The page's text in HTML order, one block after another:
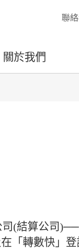
聯
關於我們
(結算公司
「轉數快」